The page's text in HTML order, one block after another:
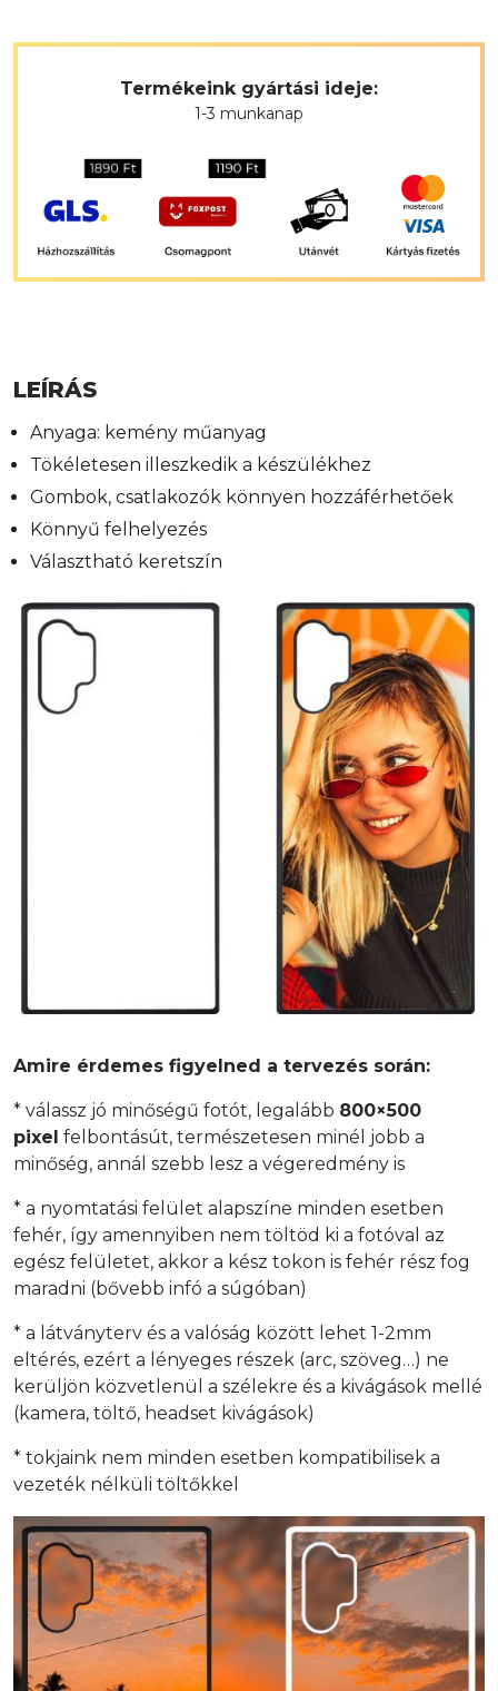
Termékeink gyártási ideje:
1-3 munkanap
LEÍRÁS
Anyaga: kemény műanyag
Tökéletesen illeszkedik a készülékhez
Gombok, csatlakozók könnyen hozzáférhetőek
Könnyű felhelyezés
Választható keretszín
Amire érdemes figyelned a tervezés során:
* válassz jó minőségű fotót, legalább 800×500
pixel felbontásút, természetesen minél jobb a
minőség, annál szebb lesz a végeredmény is
* a nyomtatási felület alapszíne minden esetben
fehér, így amennyiben nem töltöd ki a fotóval az
egész felületet, akkor a kész tokon is fehér rész fog
maradni (bővebb infó a súgóban)
* a látványterv és a valóság között lehet 1-2mm
eltérés, ezért a lényeges részek (arc, szöveg…) ne
kerüljön közvetlenül a szélekre és a kivágások mellé
(kamera, töltő, headset kivágások)
* tokjaink nem minden esetben kompatibilisek a
vezeték nélküli töltőkkel